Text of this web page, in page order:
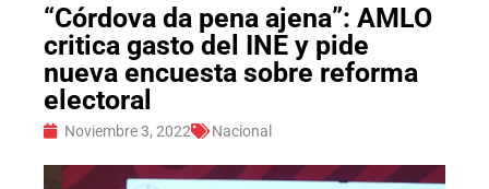
“Córdova da pena ajena”: AMLO
critica gasto del INE y pide
nueva encuesta sobre reforma
electoral
Noviembre 3, 2022 Nacional